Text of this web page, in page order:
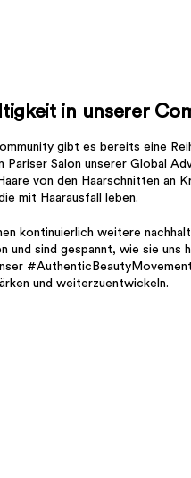
in unserer
gibt es bereits eine
Pariser Salon unserer Global
von den Haarschnitten an
mit Haarausfall leben.
kontinuierlich weitere
und sind gespannt, wie sie uns
und weiterzuentwickeln.